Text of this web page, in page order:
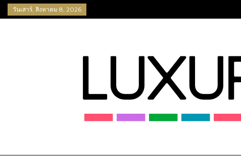
วันเสาร์, สิงหาคม 8, 2026